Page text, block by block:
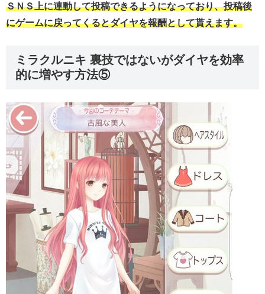
ＳＮＳ上に連動して投稿できるようになっており、投稿後
にゲームに戻ってくるとダイヤを報酬として貰えます。
ミラクルニキ 裏技ではないがダイヤを効率
的に増やす方法⑤